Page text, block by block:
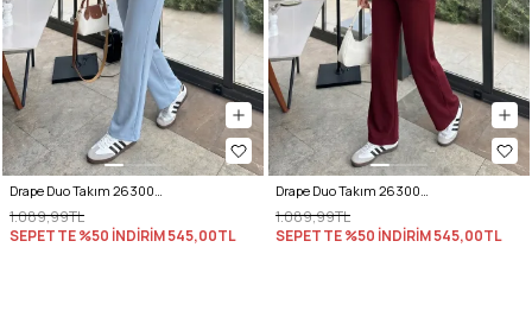
1.089,99TL
SEPETTE %50 İNDİRİM545,00TL
1.089,99TL
SEPETTE %50 İNDİRİM545,00TL